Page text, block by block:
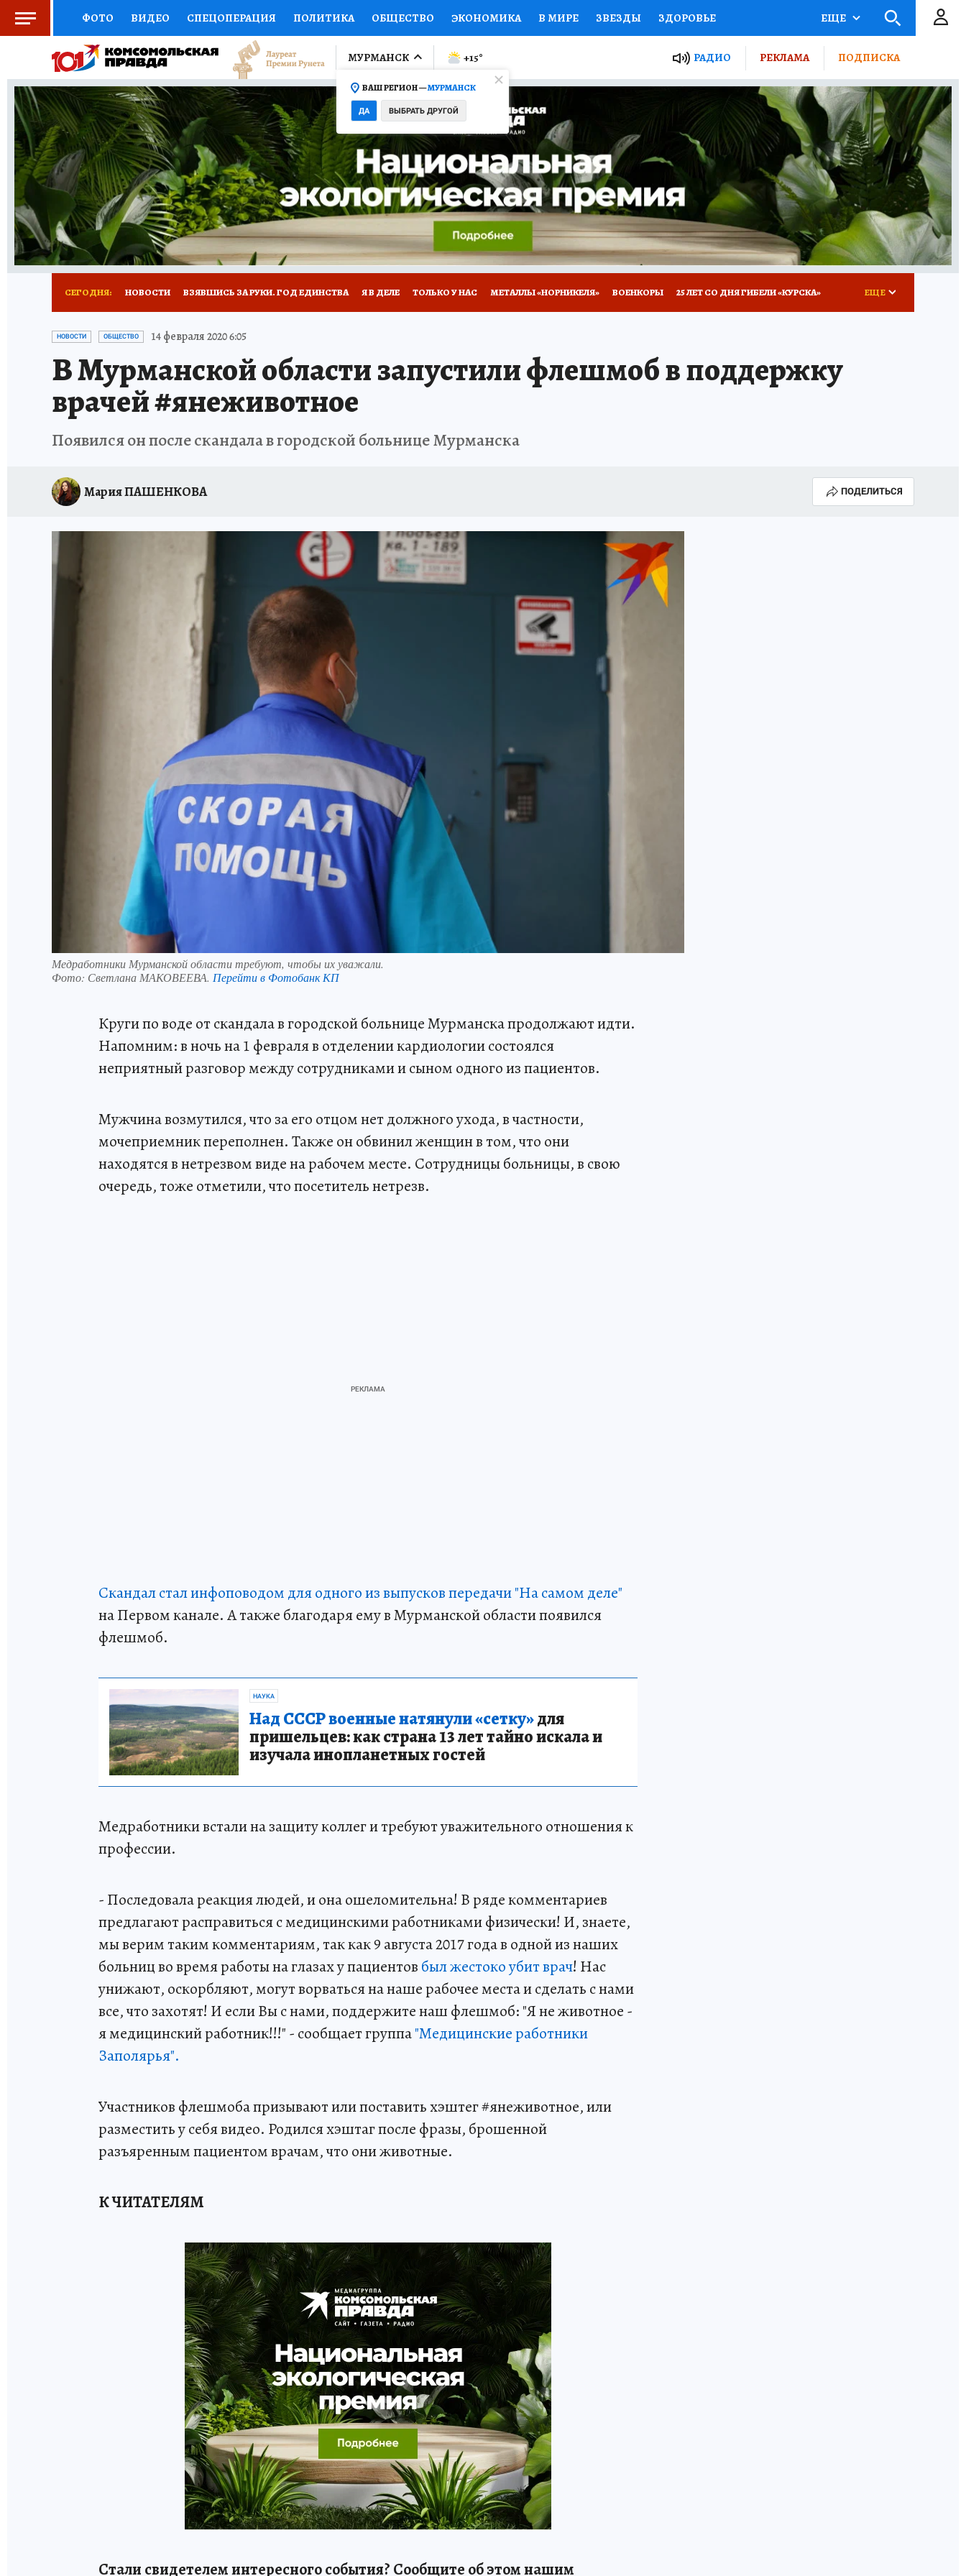
ФОТО ВИДЕО СПЕЦОПЕРАЦИЯ ПОЛИТИКА ОБЩЕСТВО ЭКОНОМИКА В МИРЕ ЗВЕЗДЫ ЗДОРОВЬЕ
СОЦПОДДЕРЖКА НАУКА СПОРТ КОЛУМНИСТЫ ПРОИСШЕСТВИЯ НАЦИОНАЛЬНЫЕ ПРОЕКТЫ РОССИИ
ВЫБОР ЭКСПЕРТОВ ДОКТОР ФИНАНСЫ ОТКРЫВАЕМ МИР Я ЗНАЮ СЕМЬЯ ЖЕНСКИЕ СЕКРЕТЫ ПУТЕВОДИТЕЛЬ
КНИЖНАЯ ПОЛКА ПРОГНОЗЫ НА СПОРТ ПРОМОКОДЫ СЕРИАЛЫ СПЕЦПРОЕКТЫ ДЕФИЦИТ ЖЕЛЕЗА ТУРИЗМ
ПРЕСС-ЦЕНТР НЕДВИЖИМОСТЬ ТЕЛЕВИЗОР КОЛЛЕКЦИИ КОНКУРСЫ РАБОТА У НАС ГИД ПОТРЕБИТЕЛЯ ВСЕ О КП
РАДИО КП РЕКЛАМА ТЕСТЫ НОВОЕ НА САЙТЕ
ЕЩЕ
МУРМАНСК
ВАШ РЕГИОН —МУРМАНСК
ДА ВЫБРАТЬ ДРУГОЙ
+15° РАДИО РЕКЛАМА ПОДПИСКА
СЕГОДНЯ: НОВОСТИ ВЗЯВШИСЬ ЗА РУКИ. ГОД ЕДИНСТВА Я В ДЕЛЕ ТОЛЬКО У НАС МЕТАЛЛЫ «НОРНИКЕЛЯ» ВОЕНКОРЫ 25 ЛЕТ СО ДНЯ ГИБЕЛИ «КУРСКА»
УКРАИНА: СВОДКА КП В МАХ
ЗАПОВЕДНАЯ РОССИЯ ПРОИСШЕСТВИЯ АФИША ШКОЛА ЖУРНАЛИСТИКИ ИСПЫТАНО НА СЕБЕ
ЕЩЕ
НОВОСТИ ОБЩЕСТВО 14 февраля 2020 6:05
В Мурманской области запустили флешмоб в поддержку
врачей #янеживотное
Появился он после скандала в городской больнице Мурманска
Мария ПАШЕНКОВА ПОДЕЛИТЬСЯ
Медработники Мурманской области требуют, чтобы их уважали.
Фото: Светлана МАКОВЕЕВА. Перейти в Фотобанк КП
Круги по воде от скандала в городской больнице Мурманска продолжают идти.
Напомним: в ночь на 1 февраля в отделении кардиологии состоялся
неприятный разговор между сотрудниками и сыном одного из пациентов.
Мужчина возмутился, что за его отцом нет должного ухода, в частности,
мочеприемник переполнен. Также он обвинил женщин в том, что они
находятся в нетрезвом виде на рабочем месте. Сотрудницы больницы, в свою
очередь, тоже отметили, что посетитель нетрезв.
Скандал стал инфоповодом для одного из выпусков передачи "На самом деле"
на Первом канале. А также благодаря ему в Мурманской области появился
флешмоб.
НАУКА
Над СССР военные натянули «сетку»для
пришельцев: как страна 13 лет тайно искала и
изучала инопланетных гостей
Медработники встали на защиту коллег и требуют уважительного отношения к
профессии.
- Последовала реакция людей, и она ошеломительна! В ряде комментариев
предлагают расправиться с медицинскими работниками физически! И, знаете,
мы верим таким комментариям, так как 9 августа 2017 года в одной из наших
больниц во время работы на глазах у пациентов был жестоко убит врач! Нас
унижают, оскорбляют, могут ворваться на наше рабочее места и сделать с нами
все, что захотят! И если Вы с нами, поддержите наш флешмоб: "Я не животное -
я медицинский работник!!!" - сообщает группа"Медицинские работники
Заполярья".
Участников флешмоба призывают или поставить хэштег #янеживотное, или
разместить у себя видео. Родился хэштаг после фразы, брошенной
разъяренным пациентом врачам, что они животные.
К ЧИТАТЕЛЯМ
Стали свидетелем интересного события? Сообщите об этом нашим